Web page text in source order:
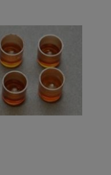
- (Δε
Βάσεις τεχνητών
στην τιμή) 3.
- (Δε
Τα παραπάνω
και μπορείτε να